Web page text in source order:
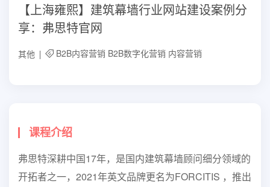
【上海雍熙】建筑幕墙行业网站建设案例分
享：弗思特官网
其他 B2B内容营销 B2B数字化营销 内容营销
课程介绍
弗思特深耕中国17年，是国内建筑幕墙顾问细分领域的
开拓者之一，2021年英文品牌更名为FORCITIS ，推出